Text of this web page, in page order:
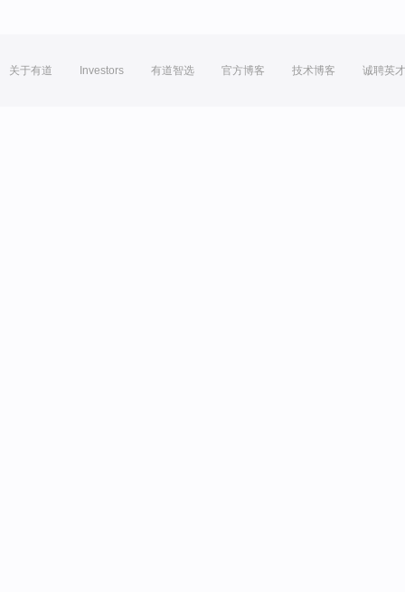
关于有道 Investors 有道智选 官方博客 技术博客 诚聘英才